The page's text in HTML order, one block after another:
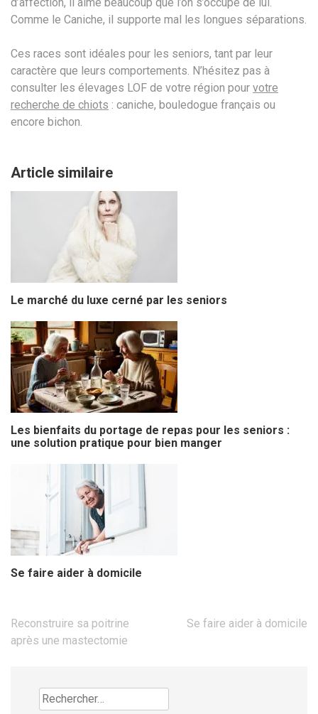
Comme le Caniche, il supporte mal les longues séparations.
Ces races sont idéales pour les seniors, tant par leur
caractère que leurs comportements. N’hésitez pas à
consulter les élevages LOF de votre région pour votre
recherche de chiots : caniche, bouledogue français ou
encore bichon.
Article similaire
Le marché du luxe cerné par les seniors
Les bienfaits du portage de repas pour les seniors :
une solution pratique pour bien manger
Se faire aider à domicile
Navigation
de
Reconstruire sa poitrine
après une mastectomie
Se faire aider à domicile
Rechercher :